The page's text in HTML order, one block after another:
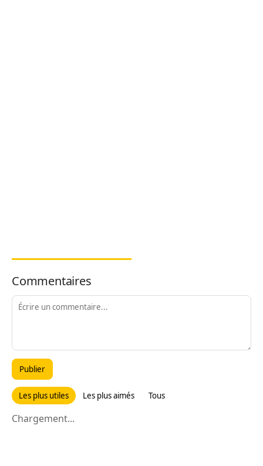
Commentaires
Publier
Les plus utiles Les plus aimés Tous
Chargement...